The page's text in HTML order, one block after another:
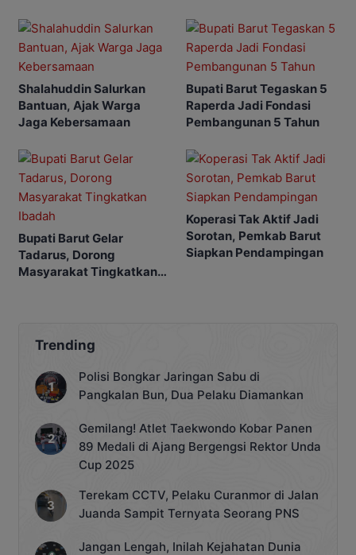
Shalahuddin Salurkan
Bantuan, Ajak Warga
Jaga Kebersamaan
Bupati Barut Tegaskan 5
Raperda Jadi Fondasi
Pembangunan 5 Tahun
Bupati Barut Gelar
Tadarus, Dorong
Masyarakat Tingkatkan
Koperasi Tak Aktif Jadi
Sorotan, Pemkab Barut
Siapkan Pendampingan
Trending
Polisi Bongkar Jaringan Sabu di
Pangkalan Bun, Dua Pelaku Diamankan
Gemilang! Atlet Taekwondo Kobar Panen
89 Medali di Ajang Bergengsi Rektor Unda
Cup 2025
Terekam CCTV, Pelaku Curanmor di Jalan
Juanda Sampit Ternyata Seorang PNS
Jangan Lengah, Inilah Kejahatan Dunia